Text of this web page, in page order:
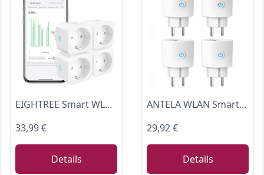
EIGHTREE Smart WLAN Steckdose mit Stromverbrauch Messen, 16A, 4er Pack
33,99 €
Details
ANTELA WLAN Smart Steckdose mit Strommessung 16A
29,92 €
Details